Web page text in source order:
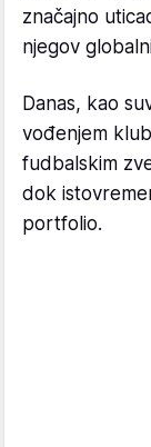
značajno
njegov
Danas, kao
vođenjem
fudbalskim
dok
portfolio.